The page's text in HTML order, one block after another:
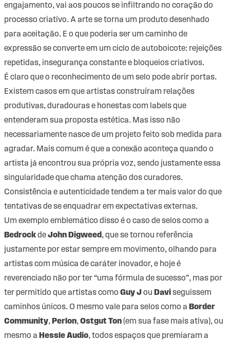
engajamento, vai aos poucos se infiltrando no coração do
processo criativo. A arte se torna um produto desenhado
para aceitação. E o que poderia ser um caminho de
expressão se converte em um ciclo de autoboicote: rejeições
repetidas, insegurança constante e bloqueios criativos.
É claro que o reconhecimento de um selo pode abrir portas.
Existem casos em que artistas construíram relações
produtivas, duradouras e honestas com labels que
entenderam sua proposta estética. Mas isso não
necessariamente nasce de um projeto feito sob medida para
agradar. Mais comum é que a conexão aconteça quando o
artista já encontrou sua própria voz, sendo justamente essa
singularidade que chama atenção dos curadores.
Consistência e autenticidade tendem a ter mais valor do que
tentativas de se enquadrar em expectativas externas.
Um exemplo emblemático disso é o caso de selos como a
BedrockdeJohn Digweed , que se tornou referência
justamente por estar sempre em movimento, olhando para
artistas com música de caráter inovador, e hoje é
reverenciado não por ter “uma fórmula de sucesso”, mas por
ter permitido que artistas como Guy Jou Daviseguissem
caminhos únicos. O mesmo vale para selos como a Border
Community, Perlon,Ostgut Ton(em sua fase mais ativa), ou
mesmo a Hessle Audio, todos espaços que premiaram a